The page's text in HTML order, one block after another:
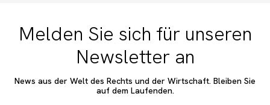
Melden Sie sich für unseren
Newsletter an
News aus der Welt des Rechts und der Wirtschaft. Bleiben Sie
auf dem Laufenden.